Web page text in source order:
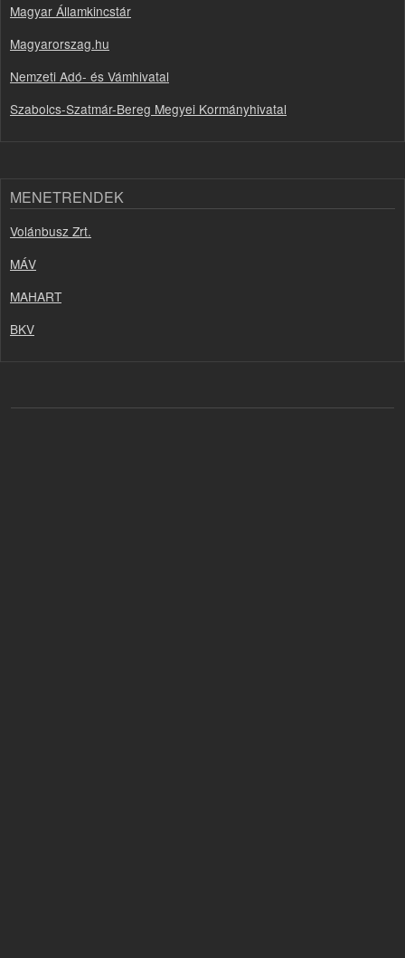
Magyar Államkincstár
Magyarorszag.hu
Nemzeti Adó- és Vámhivatal
Szabolcs-Szatmár-Bereg Megyei Kormányhivatal
MENETRENDEK
Volánbusz Zrt.
MÁV
MAHART
BKV